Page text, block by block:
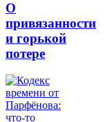
О
привязанности
и горькой
потере